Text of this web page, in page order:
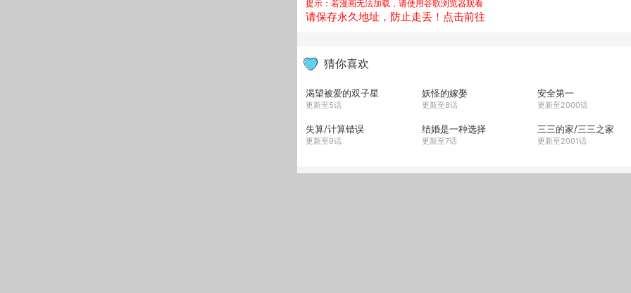
提示：若漫画无法加载，请使用谷歌浏览器观看
请保存永久地址，防止走丢！点击前往
猜你喜欢
渴望被爱的双子星
更新至5话
妖怪的嫁娶
更新至8话
安全第一
更新至2000话
失算/计算错误
更新至9话
结婚是一种选择
更新至7话
三三的家/三三之家
更新至2001话